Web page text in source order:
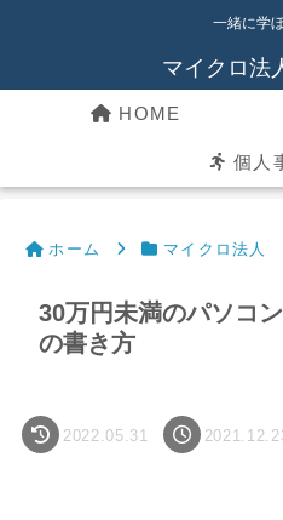
一緒に学
マイクロ法
HOME
個人
ホーム マイクロ法人
30万円未満のパソコ
の書き方
2022.05.31